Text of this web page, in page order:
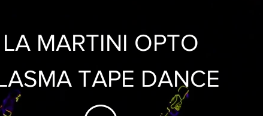
LA MARTINI OPTO
TAPE DANCE